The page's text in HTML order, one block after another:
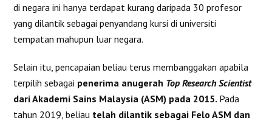
di negara ini hanya terdapat kurang daripada 30 profesor
yang dilantik sebagai penyandang kursi di universiti
tempatan mahupun luar negara.
Selain itu, pencapaian beliau terus membanggakan apabila
terpilih sebagai penerima anugerah Top Research Scientist
dari Akademi Sains Malaysia (ASM) pada 2015. Pada
tahun 2019, beliau telah dilantik sebagai Felo ASM dan